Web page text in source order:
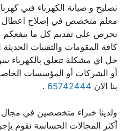
تصليح و صيانة الكهرباء فني
معلم متخصص في إصلاح اعطال
نحرص على تقديم كل ما ينفعكم
كافة المقومات والتقنيات
حل اي مشكلة تتعلق بالكهرباء
أو الشركات أو المؤسسات
بنا الان 65742444
.
ولدينا خبراء متخصصين في مجال
أكثر المجالات الحساسة نقوم